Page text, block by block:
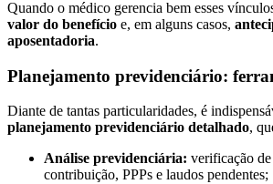
Quando o médico gerencia bem esses
valor do benefício e, em alguns casos,
aposentadoria.
Planejamento previdenciário:
Diante de tantas particularidades, é
planejamento previdenciário detalhado,
Análise previdenciária: verificação
contribuição, PPPs e laudos pendentes;